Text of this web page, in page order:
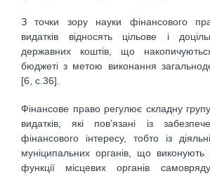
З точки зору науки фінансового
видатків відносять цільове і
державних коштів, що
бюджеті з метою виконання
[6, с.36].
Фінансове право регулює складну групу
видатків, які пов’язані із
фінансового інтересу, тобто із
муніципальних органів, що виконують
функції місцевих органів